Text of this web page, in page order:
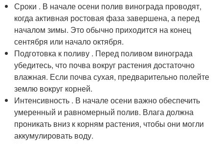
Сроки . В начале осени полив винограда проводят,
когда активная ростовая фаза завершена, а перед
началом зимы. Это обычно приходится на конец
сентября или начало октября.
Подготовка к поливу . Перед поливом винограда
убедитесь, что почва вокруг растения достаточно
влажная. Если почва сухая, предварительно полейте
землю вокруг корней.
Интенсивность . В начале осени важно обеспечить
умеренный и равномерный полив. Влага должна
проникать вниз к корням растения, чтобы они могли
аккумулировать воду.